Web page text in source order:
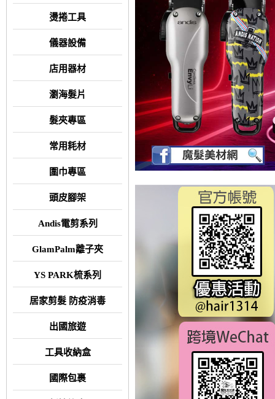
燙捲工具
儀器設備
店用器材
瀏海髮片
髮夾專區
常用耗材
圍巾專區
頭皮腳架
Andis電剪系列
GlamPalm離子夾
YS PARK梳系列
居家剪髮 防疫消毒
出國旅遊
工具收納盒
國際包裹